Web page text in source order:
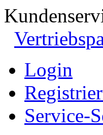
Login
Service-